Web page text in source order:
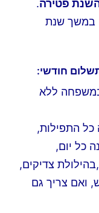
פטירה.
במשך שנת
חודשי:
במשפחה ללא
התפילות,
כל יום,
צדיקים,
ואם צריך גם